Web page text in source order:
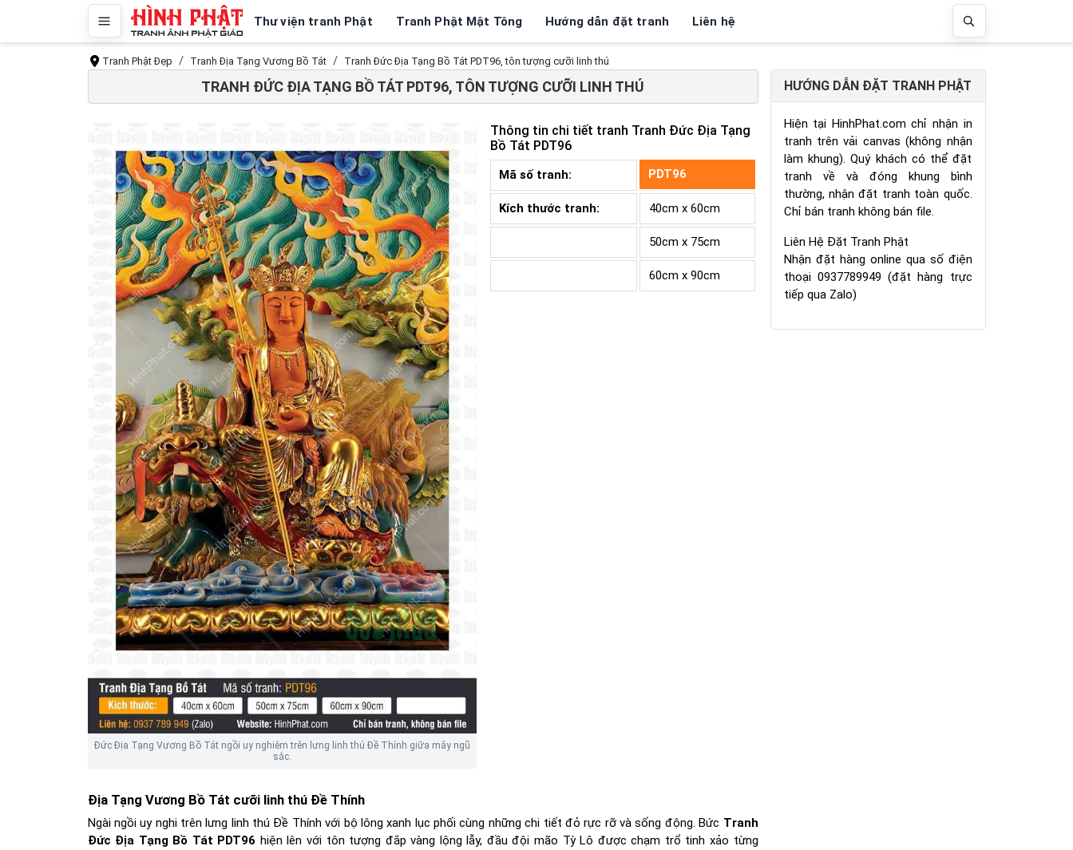
Thư viện tranh Phật Tranh Phật Mật Tông Hướng dẫn đặt tranh Liên hệ
Tranh Phật Đẹp Tranh Địa Tạng Vương Bồ Tát Tranh Đức Địa Tạng Bồ Tát PDT96, tôn tượng cưỡi linh thú
TRANH ĐỨC ĐỊA TẠNG BỒ TÁT PDT96, TÔN TƯỢNG CƯỠI LINH THÚ
Đức Địa Tạng Vương Bồ Tát ngồi uy nghiêm trên lưng linh thú Đề Thính giữa mây ngũ
sắc.
Thông tin chi tiết tranh Tranh Đức Địa Tạng
Bồ Tát PDT96
Mã số tranh: PDT96
Kích thước tranh: 40cm x 60cm
50cm x 75cm
60cm x 90cm
Địa Tạng Vương Bồ Tát cưỡi linh thú Đề Thính
Ngài ngồi uy nghi trên lưng linh thú Đề Thính với bộ lông xanh lục phối cùng những chi tiết đỏ rực rỡ và sống động. Bức Tranh
Đức Địa Tạng Bồ Tát PDT96 hiện lên với tôn tượng đắp vàng lộng lẫy, đầu đội mão Tỳ Lô được chạm trổ tinh xảo từng
HƯỚNG DẪN ĐẶT TRANH PHẬT
Hiện tại HinhPhat.com chỉ nhận in
tranh trên vải canvas (không nhận
làm khung). Quý khách có thể đặt
tranh về và đóng khung bình
thường, nhận đặt tranh toàn quốc.
Chỉ bán tranh không bán file.
Liên Hệ Đặt Tranh Phật
Nhận đặt hàng online qua số điện
thoại 0937789949 (đặt hàng trực
tiếp qua Zalo)